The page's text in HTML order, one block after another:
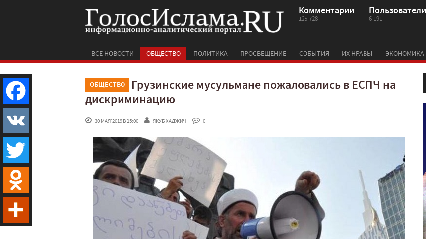
Комментарии
125 728
Пользователи
6 191
ВСЕ НОВОСТИ ОБЩЕСТВО ПОЛИТИКА ПРОСВЕЩЕНИЕ СОБЫТИЯ ИХ НРАВЫ ЭКОНОМИКА
ОБЩЕСТВО
Грузинские мусульмане пожаловались в ЕСПЧ на
дискриминацию
30 МАЯ'2019 В 15:00 ЯКУБ ХАДЖИЧ 0
Facebook
VK
Twitter
Odnoklassniki